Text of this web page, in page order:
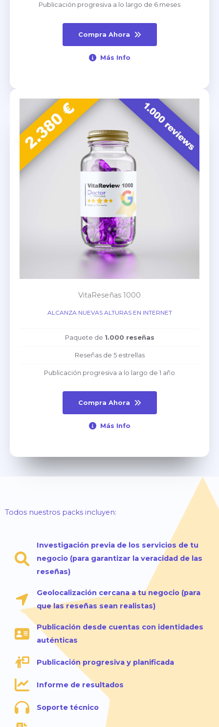
Publicación progresiva a lo largo de 6 meses
Compra Ahora
Más Info
VitaReseñas 1000
ALCANZA NUEVAS ALTURAS EN INTERNET
Paquete de 1.000 reseñas
Reseñas de 5 estrellas
Publicación progresiva a lo largo de 1 año
Compra Ahora
Más Info
Todos nuestros packs incluyen:
Investigación previa de los servicios de tu
negocio (para garantizar la veracidad de las
reseñas)
Geolocalización cercana a tu negocio (para
que las reseñas sean realistas)
Publicación desde cuentas con identidades
auténticas
Publicación progresiva y planificada
Informe de resultados
Soporte técnico